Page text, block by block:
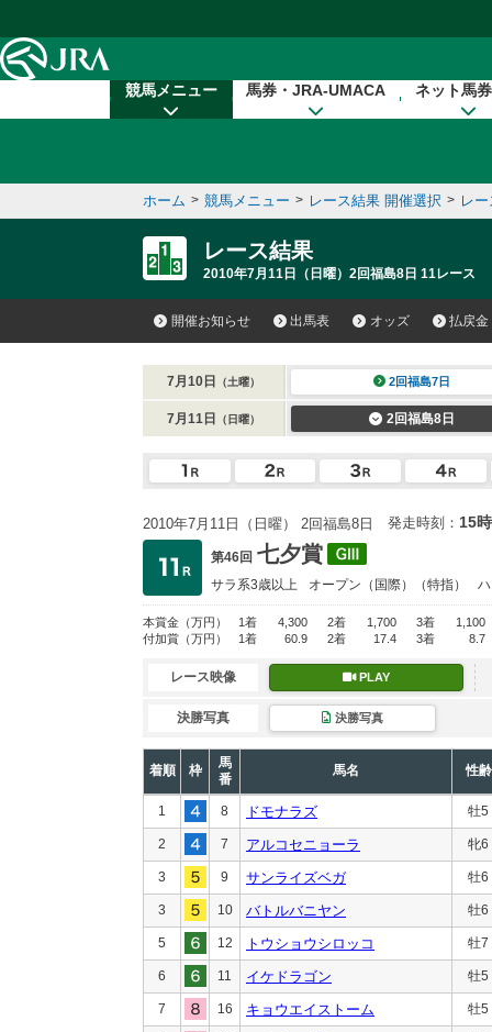
競馬メニュー 馬券・JRA-UMACA ネット馬
ホーム > 競馬メニュー > レース結果 開催選択 > レ
レース結果
2010年7月11日（日曜）2回福島8日 11レース
開催お知らせ 出馬表 オッズ 払戻金
7月10日 （土曜） 2回福島7日
7月11日 （日曜） 2回福島8日
2010年7月11日（日曜） 2回福島8日 発走時刻： 15
第46回 七夕賞
サラ系3歳以上 オープン （国際）（特指）
本賞金 （万円） 1着 4,300 2着 1,700 3着
1,100
付加賞 （万円） 1着 60.9 2着 17.4 3着 8.7
レース映像 PLAY
決勝写真 決勝写真
着順 枠
馬
番
馬名 性齢
1 8 ドモナラズ 牡5
2 7 アルコセニョーラ 牝6
3 9 サンライズベガ 牡6
3 10 バトルバニヤン 牡6
5 12 トウショウシロッコ 牡7
6 11 イケドラゴン 牡5
7 16 キョウエイストーム 牡5